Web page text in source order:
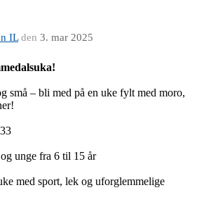
ILden 3. mar 2025
små – bli med på en uke fylt med moro,
unge fra 6 til 15 år
med sport, lek og uforglemmelige